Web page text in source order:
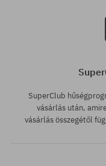
SuperClub
vásárlás után,
vásárlás összegétől